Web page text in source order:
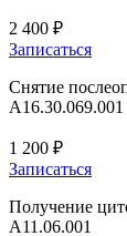
2 400 ₽
Записаться
Снятие
A16.30.069.001
1 200 ₽
Записаться
Получение
А11.06.001